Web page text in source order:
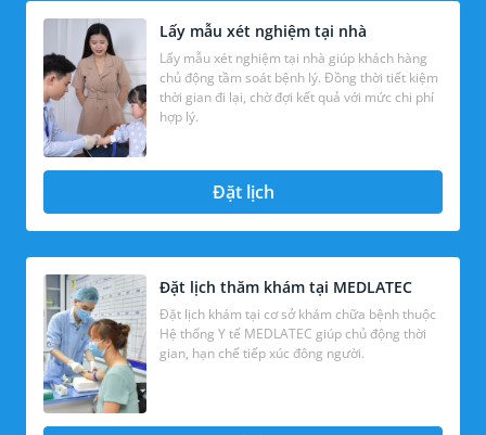
Lấy mẫu xét nghiệm tại nhà
Lấy mẫu xét nghiệm tại nhà giúp khách hàng
chủ động tầm soát bệnh lý. Đồng thời tiết kiệm
thời gian đi lại, chờ đợi kết quả với mức chi phí
hợp lý.
Đặt lịch
Đặt lịch thăm khám tại MEDLATEC
Đặt lịch khám tại cơ sở khám chữa bệnh thuộc
Hệ thống Y tế MEDLATEC giúp chủ động thời
gian, hạn chế tiếp xúc đông người.